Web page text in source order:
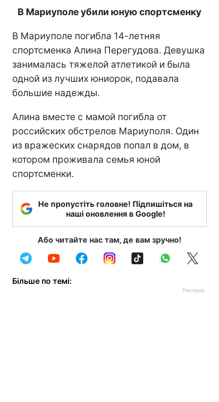
В Мариуполе убили юную спортсменку
В Мариуполе погибла 14-летняя
спортсменка Алина Перегудова. Девушка
занималась тяжелой атлетикой и была
одной из лучших юниорок, подавала
большие надежды.
Алина вместе с мамой погибла от
российских обстрелов Мариуполя. Один
из вражеских снарядов попал в дом, в
котором проживала семья юной
спортсменки.
Не пропустіть головне! Підпишіться на
наші оновлення в Google!
Або читайте нас там, де вам зручно!
Більше по темі: